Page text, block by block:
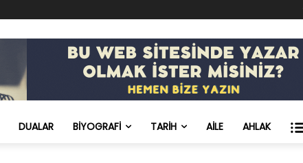
DUALAR BIYOGRAFI TARIH AILE AHLAK